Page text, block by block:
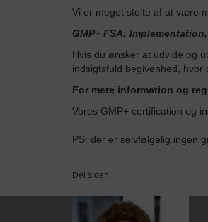
Vi er meget stolte af at være
GMP+ FSA:
Hvis du ønsker at udvide og
indsigtsfuld begivenhed,
For mere information og
Vores GMP+ certification og
PS: der er selvfølgelig ingen
Del siden: